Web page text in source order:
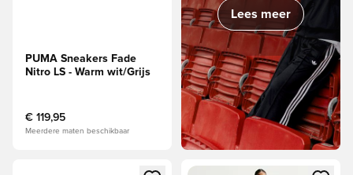
PUMA Sneakers Fade
Nitro LS - Warm wit/Grijs
€ 119,95
Meerdere maten beschikbaar
Lees meer